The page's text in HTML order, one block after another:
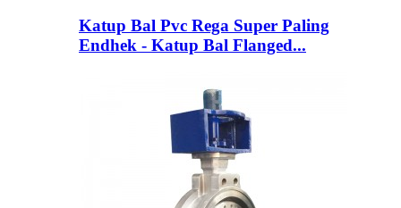
Katup Bal Pvc Rega Super Paling
Endhek - Katup Bal Flanged...